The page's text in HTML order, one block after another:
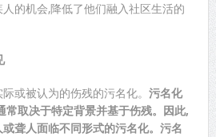
的机会,降低了他们融入社区生活的
或被认为的伤残的污名化。 污名化
常取决于特定背景并基于伤残。因此,
聋人面临不同形式的污名化。污名